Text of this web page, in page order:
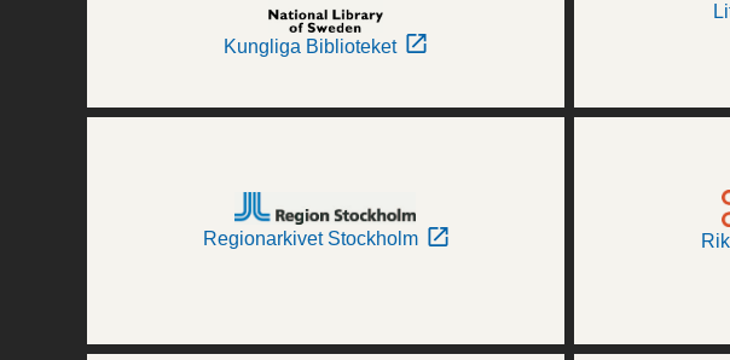
Kungliga Biblioteket
Regionarkivet Stockholm